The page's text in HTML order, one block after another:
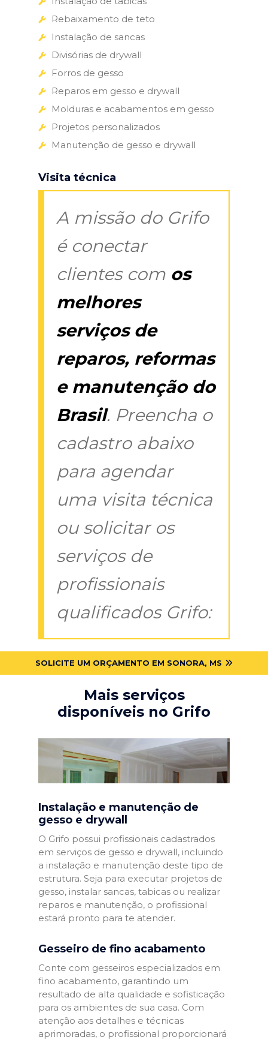
Rebaixamento de teto
Instalação de sancas
Divisórias de drywall
Forros de gesso
Reparos em gesso e drywall
Molduras e acabamentos em gesso
Projetos personalizados
Manutenção de gesso e drywall
Visita técnica
A missão do Grifo
é conectar
clientes com os
melhores
serviços de
reparos, reformas
e manutenção do
Brasil. Preencha o
cadastro abaixo
para agendar
uma visita técnica
ou solicitar os
serviços de
profissionais
qualificados Grifo:
SOLICITE UM ORÇAMENTO EM SONORA, MS
Mais serviços
disponíveis no Grifo
Instalação e manutenção de
gesso e drywall
O Grifo possui profissionais cadastrados
em serviços de gesso e drywall, incluindo
a instalação e manutenção deste tipo de
estrutura. Seja para executar projetos de
gesso, instalar sancas, tabicas ou realizar
reparos e manutenção, o profissional
estará pronto para te atender.
Gesseiro de fino acabamento
Conte com gesseiros especializados em
fino acabamento, garantindo um
resultado de alta qualidade e sofisticação
para os ambientes de sua casa. Com
atenção aos detalhes e técnicas
aprimoradas, o profissional proporcionará